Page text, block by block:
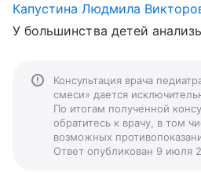
Капустина Людмила
У большинства детей
Консультация врача
смеси» дается
По итогам полученной
обратитесь к врачу, в том
возможных
Ответ опубликован 9 июля